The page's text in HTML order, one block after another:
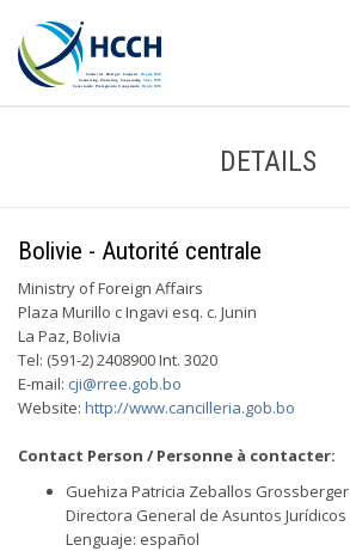
DETAILS
Bolivie - Autorité centrale
Ministry of Foreign Affairs
Plaza Murillo c Ingavi esq. c. Junin
La Paz, Bolivia
Tel: (591-2) 2408900 Int. 3020
E-mail: cji@rree.gob.bo
Website: http://www.cancilleria.gob.bo
Contact Person / Personne à contacter:
Guehiza Patricia Zeballos Grossberger
Directora General de Asuntos Jurídicos
Lenguaje: español